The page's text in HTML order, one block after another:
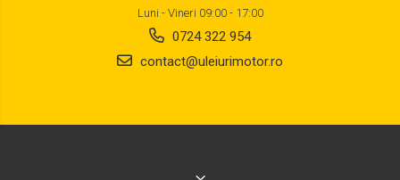
Luni - Vineri 09:00 - 17:00
0724 322 954
contact@uleiurimotor.ro